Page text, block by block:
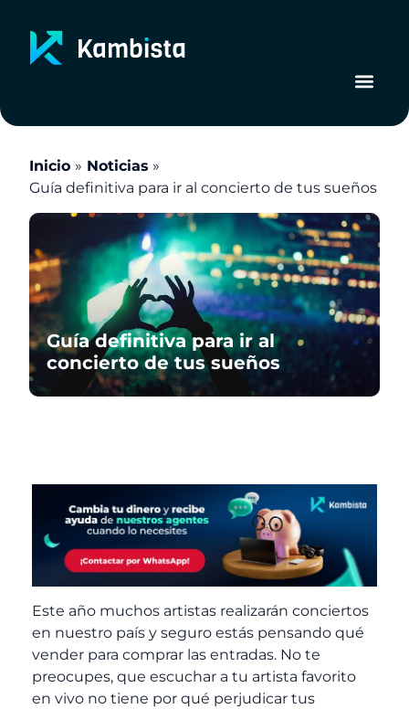
contenido
Inicio
Noticias
Guía definitiva para ir al concierto de tus sueños
Guía definitiva para ir al
concierto de tus sueños
Este año muchos artistas realizarán conciertos
en nuestro país y seguro estás pensando qué
vender para comprar las entradas. No te
preocupes, que escuchar a tu artista favorito
en vivo no tiene por qué perjudicar tus